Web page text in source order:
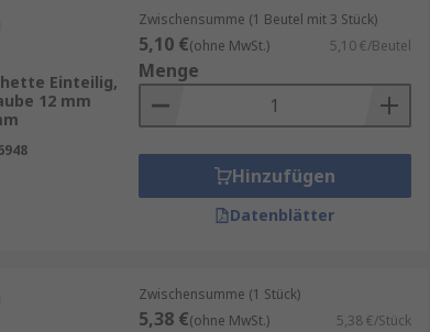
Einteilig,
12 mm
Zwischensumme (1 Beutel mit 3 Stück)
5,10 €(ohne MwSt.) 5,10 €/Beutel
Menge
Hinzufügen
Datenblätter
Zwischensumme (1 Stück)
5,38 €(ohne MwSt.) 5,38 €/Stück